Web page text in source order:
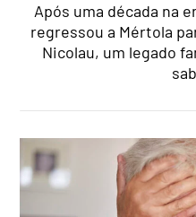
Após uma década na
regressou a Mértola
Nicolau, um legado